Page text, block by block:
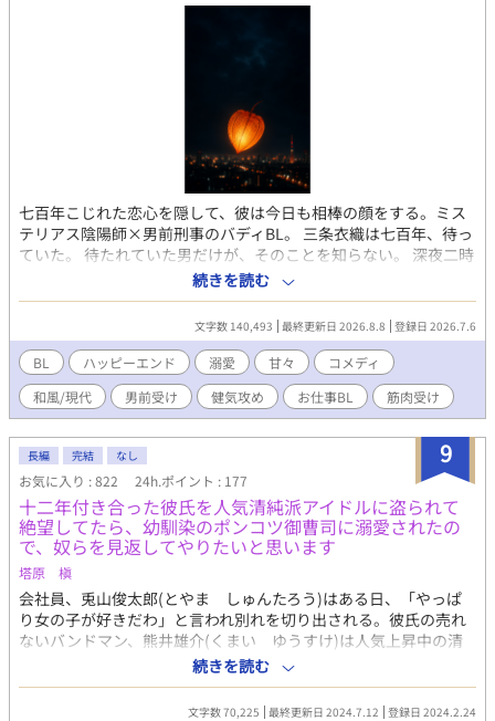
七百年こじれた恋心を隠して、彼は今日も相棒の顔をする。ミス
テリアス陰陽師×男前刑事のバディBL。 三条衣織は七百年、待っ
ていた。 待たれていた男だけが、そのことを知らない。 深夜二時
の玉川上水。笑って死んでいる仏さんの現場で、桃山矢太郎（三
十二・警視庁の刑事）は、やたらと顔のいい「お役所勤め」の男
に出会う。 男の名は三条衣織。内閣官房直轄・特殊霊異対策室
——明治に消えたはずの陰陽寮の成れの果てで、性別も年齢も問
わず万人を魅了する笑顔の持ち主。なのにその魅了が、矢太郎に
だけ、なぜか効かない。 「あなただけ、です」 気づけば矢太郎は
対策室に出向させられ、この胡散くさい美形と相棒にされてい
た。水に呼ばれる事件、フリマアプリの縁切り護符、真夜中の儀
式。東京の底でなにかが動き出している。事件現場に必ず転がっ
ている、季節外れの赤い実とともに。 衣織は勝手に合鍵で上がり
込んで飯を作るし、距離は近いし、セクハラ発言も平常運転だ。
なのに肝心なことはなにも言わない。なんで初対面で俺の名前を
知っていた。なんでお前は、たまに泣きそうな顔で俺を見る。 七
百年ぶんの答え合わせが、いま始まる。 ※現代東京を舞台にした
陰陽道×警察バディもの。基調はシリアス、掛け合いは軽快。七
百年一途の執着攻め（人外）×フラット受け（刑事）のスロー
甘、中盤以降に糖度高めの性描写あり。ハッピーエンドです。全
42話・完結済み、毎日更新。 ※ムーンライトノベルズ・アルファ
ポリス・Nolaノベルに同時掲載しています。
続きを読む
文字数 140,493 最終更新日 2026.8.8 登録日 2026.7.6
BL ハッピーエンド 溺愛 甘々
コメディ
和風/現代
男前受け 健気攻め お仕事BL 筋肉受け
9
長編 完結 なし
お気に入り : 822 24h.ポイント : 177
十二年付き合った彼氏を人気清純派アイドルに盗られて
絶望してたら、幼馴染のポンコツ御曹司に溺愛されたの
で、奴らを見返してやりたいと思います
塔原 槇
会社員、兎山俊太郎(とやま しゅんたろう)はある日、「やっぱ
り女の子が好きだわ」と言われ別れを切り出される。彼氏の売れ
ないバンドマン、熊井雄介(くまい ゆうすけ)は人気上昇中の清
純派アイドル、桃澤久留美(ももざわ くるみ)と付き合うのだと
言う。ショックの中で俊太郎が出社すると、幼馴染の有栖川麗音
(ありすがわ れおん)が中途採用で入社してきて……？
続きを読む
文字数 70,225 最終更新日 2024.7.12 登録日 2024.2.24